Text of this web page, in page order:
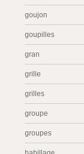
goujon
goupilles
gran
grille
grilles
groupe
groupes